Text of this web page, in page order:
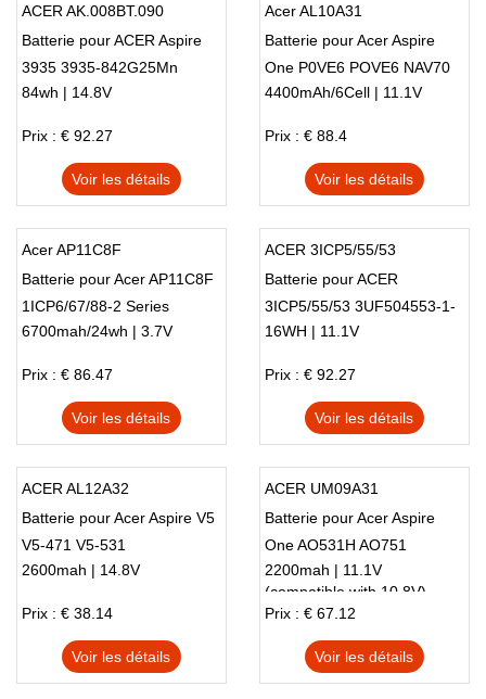
ACER AK.008BT.090
Batterie pour ACER Aspire
3935 3935-842G25Mn
Series
84wh | 14.8V
Prix : € 92.27
Voir les détails
Acer AL10A31
Batterie pour Acer Aspire
One P0VE6 POVE6 NAV70
ZE6
4400mAh/6Cell | 11.1V
Prix : € 88.4
Voir les détails
Acer AP11C8F
Batterie pour Acer AP11C8F
1ICP6/67/88-2 Series
6700mah/24wh | 3.7V
Prix : € 86.47
Voir les détails
ACER 3ICP5/55/53
Batterie pour ACER
3ICP5/55/53 3UF504553-1-
T0686 Series
16WH | 11.1V
Prix : € 92.27
Voir les détails
ACER AL12A32
Batterie pour Acer Aspire V5
V5-471 V5-531
2600mah | 14.8V
Prix : € 38.14
Voir les détails
ACER UM09A31
Batterie pour Acer Aspire
One AO531H AO751
2200mah | 11.1V
(compatible with 10.8V)
Prix : € 67.12
Voir les détails